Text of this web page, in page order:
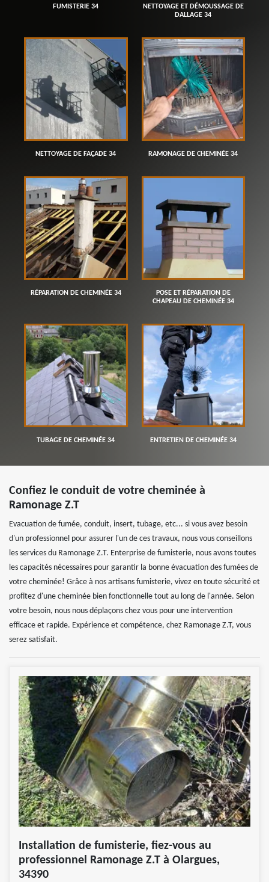
FUMISTERIE 34
NETTOYAGE ET DÉMOUSSAGE DE
DALLAGE 34
NETTOYAGE DE FAÇADE 34 RAMONAGE DE CHEMINÉE 34
RÉPARATION DE CHEMINÉE 34
POSE ET RÉPARATION DE
CHAPEAU DE CHEMINÉE 34
TUBAGE DE CHEMINÉE 34 ENTRETIEN DE CHEMINÉE 34
Confiez le conduit de votre cheminée à
Ramonage Z.T
Evacuation de fumée, conduit, insert, tubage, etc... si vous avez besoin
d'un professionnel pour assurer l'un de ces travaux, nous vous conseillons
les services du Ramonage Z.T. Enterprise de fumisterie, nous avons toutes
les capacités nécessaires pour garantir la bonne évacuation des fumées de
votre cheminée! Grâce à nos artisans fumisterie, vivez en toute sécurité et
profitez d'une cheminée bien fonctionnelle tout au long de l'année. Selon
votre besoin, nous nous déplaçons chez vous pour une intervention
efficace et rapide. Expérience et compétence, chez Ramonage Z.T, vous
serez satisfait.
Installation de fumisterie, fiez-vous au
professionnel Ramonage Z.T à Olargues,
34390